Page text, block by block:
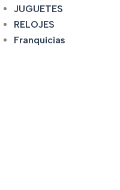
JUGUETES
RELOJES
Franquicias